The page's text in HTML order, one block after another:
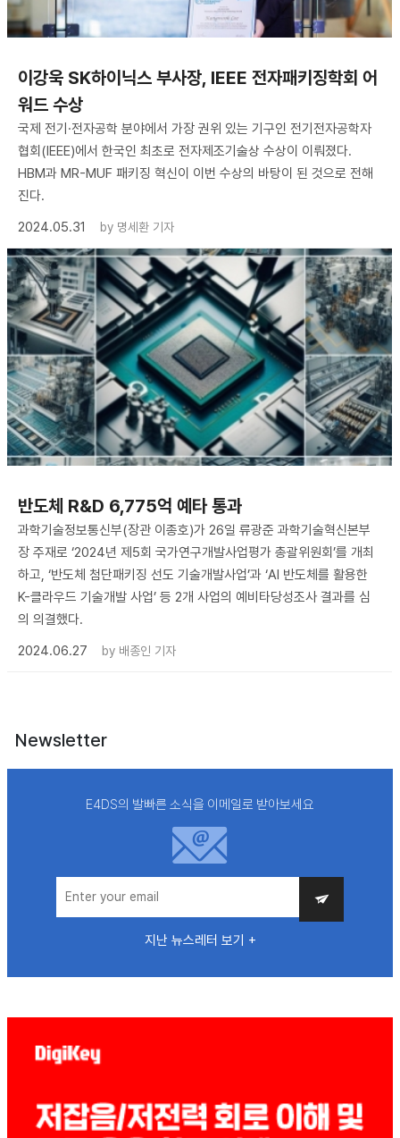
​이강욱 SK하이닉스 부사장, IEEE 전자패키징학회 어
워드 수상
국제 전기·전자공학 분야에서 가장 권위 있는 기구인 전기전자공학자
협회(IEEE)에서 한국인 최초로 전자제조기술상 수상이 이뤄졌다.
HBM과 MR-MUF 패키징 혁신이 이번 수상의 바탕이 된 것으로 전해
진다.
2024.05.31
by 명세환 기자
반도체 R&D 6,775억 예타 통과
과학기술정보통신부(장관 이종호)가 26일 류광준 과학기술혁신본부
장 주재로 ‘2024년 제5회 국가연구개발사업평가 총괄위원회’를 개최
하고, ‘반도체 첨단패키징 선도 기술개발사업’과 ‘AI 반도체를 활용한
K-클라우드 기술개발 사업’ 등 2개 사업의 예비타당성조사 결과를 심
의 의결했다.
2024.06.27
by 배종인 기자
Newsletter
E4DS의 발빠른 소식을 이메일로 받아보세요
지난 뉴스레터 보기 +